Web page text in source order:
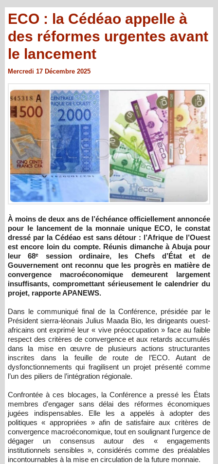
ECO : la Cédéao appelle à
des réformes urgentes avant
le lancement
Mercredi 17 Décembre 2025
À moins de deux ans de l’échéance officiellement annoncée
pour le lancement de la monnaie unique ECO, le constat
dressé par la Cédéao est sans détour : l’Afrique de l’Ouest
est encore loin du compte. Réunis dimanche à Abuja pour
leur 68ᵉ session ordinaire, les Chefs d’État et de
Gouvernement ont reconnu que les progrès en matière de
convergence macroéconomique demeurent largement
insuffisants, compromettant sérieusement le calendrier du
projet, rapporte APANEWS.
Dans le communiqué final de la Conférence, présidée par le
Président sierra-léonais Julius Maada Bio, les dirigeants ouest-
africains ont exprimé leur « vive préoccupation » face au faible
respect des critères de convergence et aux retards accumulés
dans la mise en œuvre de plusieurs actions structurantes
inscrites dans la feuille de route de l’ECO. Autant de
dysfonctionnements qui fragilisent un projet présenté comme
l’un des piliers de l’intégration régionale.
Confrontée à ces blocages, la Conférence a pressé les États
membres d’engager sans délai des réformes économiques
jugées indispensables. Elle les a appelés à adopter des
politiques « appropriées » afin de satisfaire aux critères de
convergence macroéconomique, tout en soulignant l’urgence de
dégager un consensus autour des « engagements
institutionnels sensibles », considérés comme des préalables
incontournables à la mise en circulation de la future monnaie.